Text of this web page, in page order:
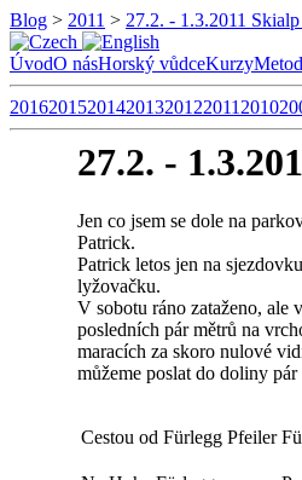
Blog > 2011 > 27.2. - 1.3.2011
ÚvodO násHorský vůdceKurzy
201620152014201320122011 2010
27.2. -
Jen co jsem se dole na
Patrick.
Patrick letos jen na
lyžovačku.
V sobotu ráno zataženo, ale
posledních pár mětrů na
maracích za skoro nulové
můžeme poslat do doliny
Cestou od Fürlegg Pfeiler